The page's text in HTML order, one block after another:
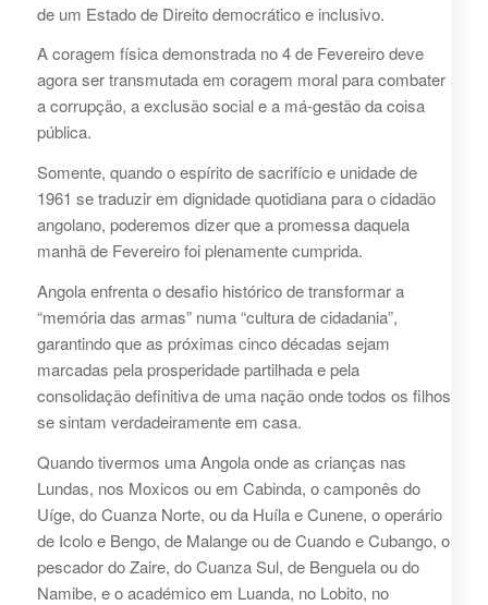
de um Estado de Direito democrático e inclusivo.
A coragem física demonstrada no 4 de Fevereiro deve
agora ser transmutada em coragem moral para combater
a corrupção, a exclusão social e a má-gestão da coisa
pública.
Somente, quando o espírito de sacrifício e unidade de
1961 se traduzir em dignidade quotidiana para o cidadão
angolano, poderemos dizer que a promessa daquela
manhã de Fevereiro foi plenamente cumprida.
Angola enfrenta o desafio histórico de transformar a
“memória das armas” numa “cultura de cidadania”,
garantindo que as próximas cinco décadas sejam
marcadas pela prosperidade partilhada e pela
consolidação definitiva de uma nação onde todos os filhos
se sintam verdadeiramente em casa.
Quando tivermos uma Angola onde as crianças nas
Lundas, nos Moxicos ou em Cabinda, o camponês do
Uíge, do Cuanza Norte, ou da Huíla e Cunene, o operário
de Icolo e Bengo, de Malange ou de Cuando e Cubango, o
pescador do Zaire, do Cuanza Sul, de Benguela ou do
Namibe, e o académico em Luanda, no Lobito, no